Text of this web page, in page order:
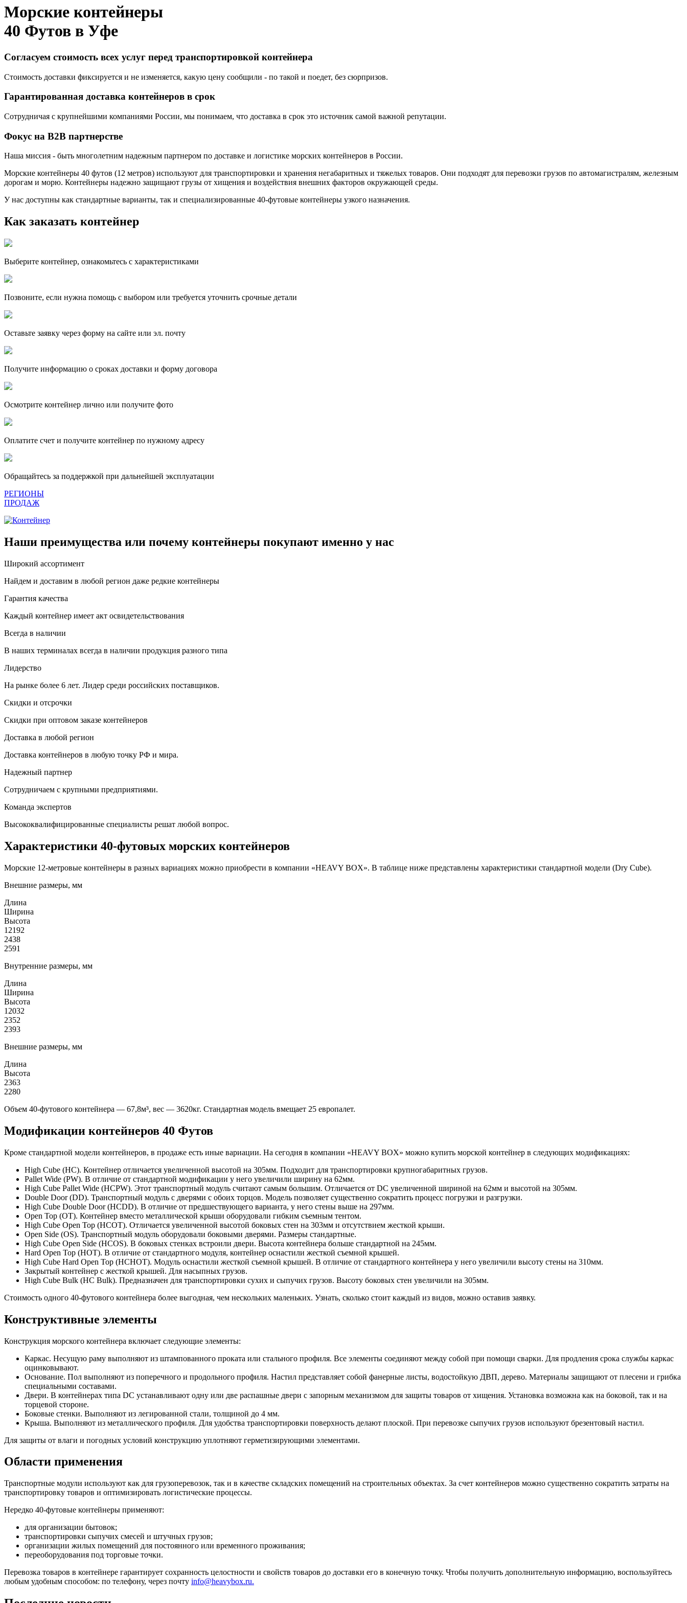
Морские контейнеры
40 Футов в Уфе
Согласуем стоимость всех услуг перед транспортировкой контейнера
Стоимость доставки фиксируется и не изменяется, какую цену сообщили - по такой и поедет, без сюрпризов.
Гарантированная доставка контейнеров в срок
Сотрудничая с крупнейшими компаниями России, мы понимаем, что доставка в срок это источник самой важной репутации.
Фокус на B2B партнерстве
Наша миссия - быть многолетним надежным партнером по доставке и логистике морских контейнеров в России.
Морские контейнеры 40 футов (12 метров) используют для транспортировки и хранения негабаритных и тяжелых товаров. Они подходят для перевозки грузов по автомагистралям, железным
дорогам и морю. Контейнеры надежно защищают грузы от хищения и воздействия внешних факторов окружающей среды.
У нас доступны как стандартные варианты, так и специализированные 40-футовые контейнеры узкого назначения.
Как заказать контейнер
Выберите контейнер, ознакомьтесь с характеристиками
Позвоните, если нужна помощь с выбором или требуется уточнить срочные детали
Оставьте заявку через форму на сайте или эл. почту
Получите информацию о сроках доставки и форму договора
Осмотрите контейнер лично или получите фото
Оплатите счет и получите контейнер по нужному адресу
Обращайтесь за поддержкой при дальнейшей эксплуатации
РЕГИОНЫ
ПРОДАЖ
Наши преимущества или почему контейнеры покупают именно у нас
Широкий ассортимент
Найдем и доставим в любой регион даже редкие контейнеры
Гарантия качества
Каждый контейнер имеет акт освидетельствования
Всегда в наличии
В наших терминалах всегда в наличии продукция разного типа
Лидерство
На рынке более 6 лет. Лидер среди российских поставщиков.
Скидки и отсрочки
Скидки при оптовом заказе контейнеров
Доставка в любой регион
Доставка контейнеров в любую точку РФ и мира.
Надежный партнер
Сотрудничаем с крупными предприятиями.
Команда экспертов
Высококвалифицированные специалисты решат любой вопрос.
Характеристики 40-футовых морских контейнеров
Морские 12-метровые контейнеры в разных вариациях можно приобрести в компании «HEAVY BOX». В таблице ниже представлены характеристики стандартной модели (Dry Cube).
Внешние размеры, мм
Длина
Ширина
Высота
12192
2438
2591
Внутренние размеры, мм
Длина
Ширина
Высота
12032
2352
2393
Внешние размеры, мм
Длина
Высота
2363
2280
Объем 40-футового контейнера — 67,8м³, вес — 3620кг. Стандартная модель вмещает 25 европалет.
Модификации контейнеров 40 Футов
Кроме стандартной модели контейнеров, в продаже есть иные вариации. На сегодня в компании «HEAVY BOX» можно купить морской контейнер в следующих модификациях:
High Cube (HC). Контейнер отличается увеличенной высотой на 305мм. Подходит для транспортировки крупногабаритных грузов.
Pallet Wide (PW). В отличие от стандартной модификации у него увеличили ширину на 62мм.
High Cube Pallet Wide (HCPW). Этот транспортный модуль считают самым большим. Отличается от DC увеличенной шириной на 62мм и высотой на 305мм.
Double Door (DD). Транспортный модуль с дверями с обоих торцов. Модель позволяет существенно сократить процесс погрузки и разгрузки.
High Cube Double Door (HCDD). В отличие от предшествующего варианта, у него стены выше на 297мм.
Open Top (OT). Контейнер вместо металлической крыши оборудовали гибким съемным тентом.
High Cube Open Top (HCOT). Отличается увеличенной высотой боковых стен на 303мм и отсутствием жесткой крыши.
Open Side (OS). Транспортный модуль оборудовали боковыми дверями. Размеры стандартные.
High Cube Open Side (HCOS). В боковых стенках встроили двери. Высота контейнера больше стандартной на 245мм.
Hard Open Top (HOT). В отличие от стандартного модуля, контейнер оснастили жесткой съемной крышей.
High Cube Hard Open Top (HCHOT). Модуль оснастили жесткой съемной крышей. В отличие от стандартного контейнера у него увеличили высоту стены на 310мм.
Закрытый контейнер с жесткой крышей. Для насыпных грузов.
High Cube Bulk (HC Bulk). Предназначен для транспортировки сухих и сыпучих грузов. Высоту боковых стен увеличили на 305мм.
Стоимость одного 40-футового контейнера более выгодная, чем нескольких маленьких. Узнать, сколько стоит каждый из видов, можно оставив заявку.
Конструктивные элементы
Конструкция морского контейнера включает следующие элементы:
Каркас. Несущую раму выполняют из штампованного проката или стального профиля. Все элементы соединяют между собой при помощи сварки. Для продления срока службы каркас
оцинковывают.
Основание. Пол выполняют из поперечного и продольного профиля. Настил представляет собой фанерные листы, водостойкую ДВП, дерево. Материалы защищают от плесени и грибка
специальными составами.
Двери. В контейнерах типа DC устанавливают одну или две распашные двери с запорным механизмом для защиты товаров от хищения. Установка возможна как на боковой, так и на
торцевой стороне.
Боковые стенки. Выполняют из легированной стали, толщиной до 4 мм.
Крыша. Выполняют из металлического профиля. Для удобства транспортировки поверхность делают плоской. При перевозке сыпучих грузов используют брезентовый настил.
Для защиты от влаги и погодных условий конструкцию уплотняют герметизирующими элементами.
Области применения
Транспортные модули используют как для грузоперевозок, так и в качестве складских помещений на строительных объектах. За счет контейнеров можно существенно сократить затраты на
транспортировку товаров и оптимизировать логистические процессы.
Нередко 40-футовые контейнеры применяют:
для организации бытовок;
транспортировки сыпучих смесей и штучных грузов;
организации жилых помещений для постоянного или временного проживания;
переоборудования под торговые точки.
Перевозка товаров в контейнере гарантирует сохранность целостности и свойств товаров до доставки его в конечную точку. Чтобы получить дополнительную информацию, воспользуйтесь
любым удобным способом: по телефону, через почту info@heavybox.ru.